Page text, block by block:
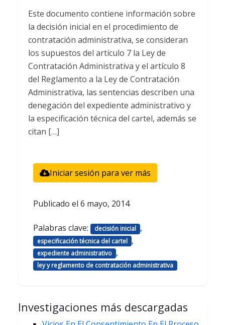
Este documento contiene información sobre
la decisión inicial en el procedimiento de
contratación administrativa, se consideran
los supuestos del artículo 7 la Ley de
Contratación Administrativa y el artículo 8
del Reglamento a la Ley de Contratación
Administrativa, las sentencias describen una
denegación del expediente administrativo y
la especificación técnica del cartel, además se
citan […]
Iniciar sesión para ver más
Publicado el 6 mayo, 2014
Palabras clave: decisión inicial ,
especificación técnica del cartel ,
expediente administrativo ,
ley y reglamento de contratación administrativa
Investigaciones más descargadas